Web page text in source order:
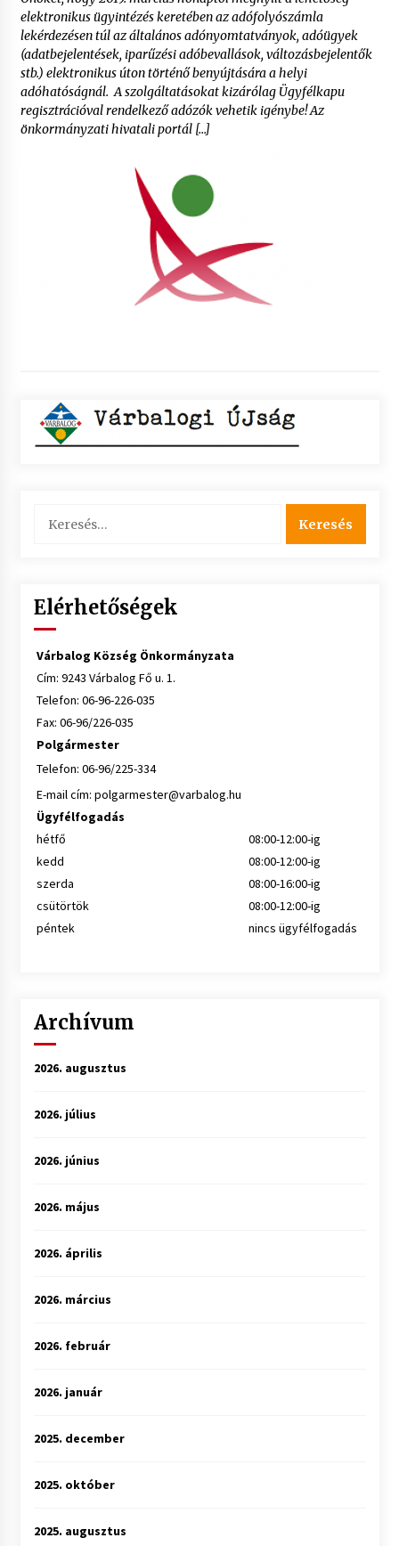
elektronikus ügyintézés keretében az adófolyószámla
lekérdezésen túl az általános adónyomtatványok, adóügyek
(adatbejelentések, iparűzési adóbevallások, változásbejelentők
stb.) elektronikus úton történő benyújtására a helyi
adóhatóságnál. A szolgáltatásokat kizárólag Ügyfélkapu
regisztrációval rendelkező adózók vehetik igénybe! Az
önkormányzati hivatali portál […]
Elérhetőségek
Várbalog Község Önkormányzata
Cím: 9243 Várbalog Fő u. 1.
Telefon: 06-96-226-035
Fax: 06-96/226-035
Polgármester
Telefon: 06-96/225-334
E-mail cím: polgarmester@varbalog.hu
Ügyfélfogadás
hétfő
08:00-12:00-ig
kedd
08:00-12:00-ig
szerda
08:00-16:00-ig
csütörtök
08:00-12:00-ig
péntek
nincs ügyfélfogadás
Archívum
2026. augusztus
2026. július
2026. június
2026. május
2026. április
2026. március
2026. február
2026. január
2025. december
2025. október
2025. augusztus